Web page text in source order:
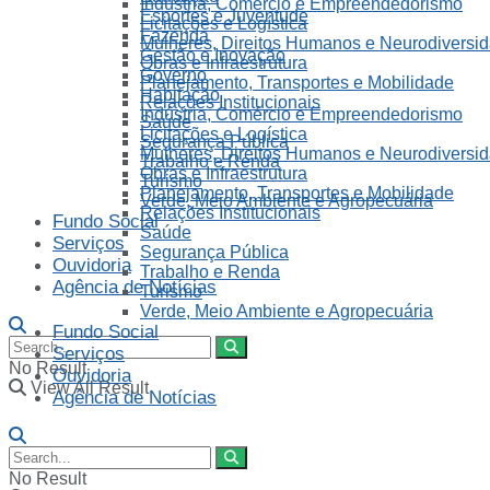
Indústria, Comércio e Empreendedorismo
Licitações e Logística
Mulheres, Direitos Humanos e
Obras e Infraestrutura
Planejamento, Transportes e Mobilidade
Relações Institucionais
Saúde
Segurança Pública
Trabalho e Renda
Turismo
Verde, Meio Ambiente e Agropecuária
Fundo Social
Serviços
Ouvidoria
Agência de Notícias
No Result
View All Result
Esportes e Juventude
Fazenda
Gestão e Inovação
Governo
Habitação
Indústria, Comércio e Empreendedorismo
Licitações e Logística
Mulheres, Direitos Humanos e
Obras e Infraestrutura
Planejamento, Transportes e Mobilidade
Relações Institucionais
Saúde
Segurança Pública
Trabalho e Renda
Turismo
Verde, Meio Ambiente e Agropecuária
Fundo Social
Serviços
Ouvidoria
Agência de Notícias
No Result